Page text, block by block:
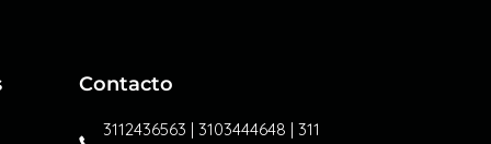
Contacto
3112436563 | 3103444648 | 311